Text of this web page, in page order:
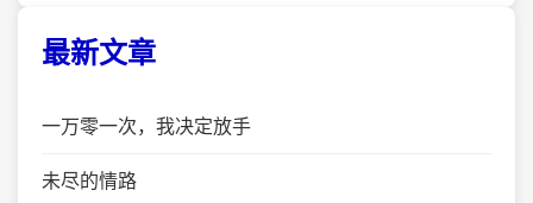
最新文章
一万零一次，我决定放手
未尽的情路